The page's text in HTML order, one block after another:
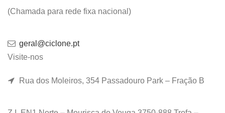
(Chamada para rede fixa nacional)
geral@ciclone.pt
Visite-nos
Rua dos Moleiros, 354 Passadouro Park – Fração B